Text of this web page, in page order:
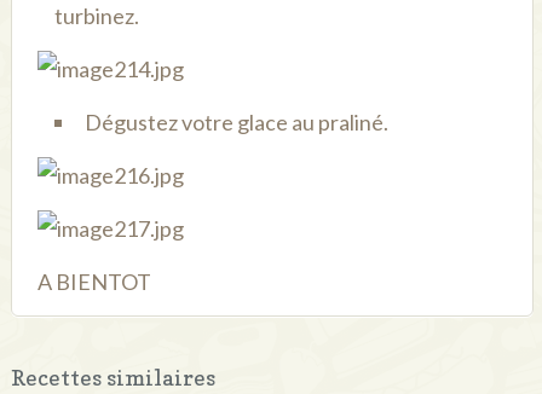
turbinez.
Dégustez votre glace au praliné.
A BIENTOT
Recettes similaires